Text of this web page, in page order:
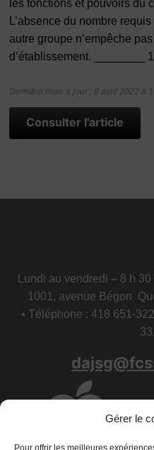
Gérer le
Pour offrir les meilleures
les fonctions et pouvoirs du
L’absence du nombre
autre groupe n’empêche
d’établissement. ________
Dernière mise à jour : 8 avril 2022 à
Consulter l'article
Lundi au vendredi – 8 h 30
1001, avenue Bégon
• Téléphone : 418 651-